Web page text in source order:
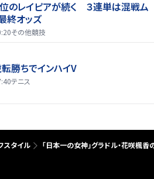
レイピアが続く ３連単は混戦ム
終オッズ
その他競技
勝ちでインハイV
テニス
スタイル 「日本一の女神」グラドル・花咲楓